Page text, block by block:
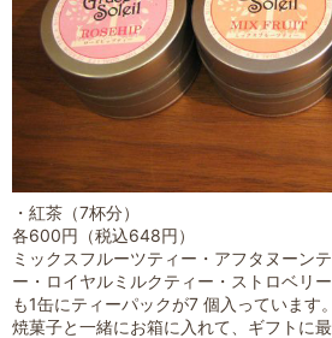
・紅茶（7杯分）
各600円（税込648円）
ミックスフルーツティー・アフタヌーン
ー・ロイヤルミルクティー・ストロベリ
も1缶にティーパックが7 個入っています。
焼菓子と一緒にお箱に入れて、ギフトに